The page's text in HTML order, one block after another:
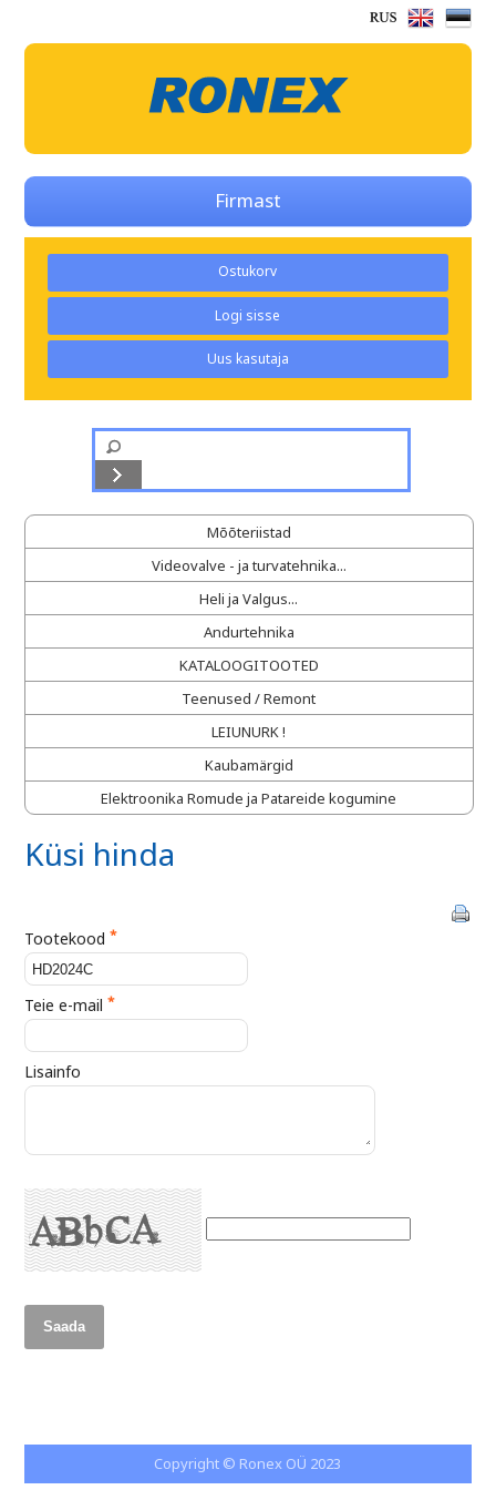
Firmast
Ostukorv
Logi sisse
Uus kasutaja
Mõõteriistad
Videovalve - ja turvatehnika...
Heli ja Valgus...
Andurtehnika
KATALOOGITOOTED
Teenused / Remont
LEIUNURK !
Kaubamärgid
Elektroonika Romude ja Patareide kogumine
Küsi hinda
Tootekood *
Teie e-mail *
Lisainfo
Copyright © Ronex OÜ 2023